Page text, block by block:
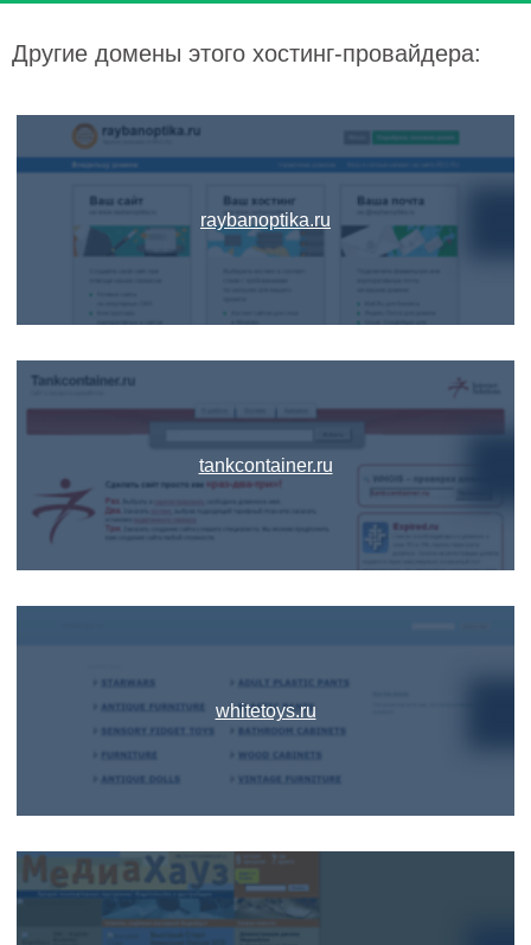
Другие домены этого хостинг-провайдера:
raybanoptika.ru
tankcontainer.ru
whitetoys.ru